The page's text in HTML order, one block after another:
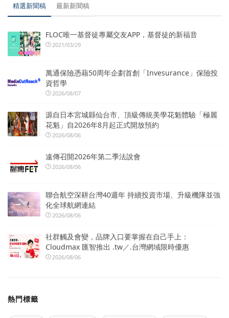
精選新聞稿 最新新聞稿
FLOC唯一基督徒專屬交友APP，基督徒的新福音
2021/03/29
萬通保險憑藉50周年企劃首創「Invesurance」保險投
資哲學
2026/08/07
源自日本宮城縣仙台市、頂級傳統美學花魁體驗「極麗
花魁」自2026年8月起正式開放預約
2026/08/06
遠傳召開2026年第二季法說會
2026/08/06
聯合航空深耕台灣40週年 持續投資市場、升級機隊並強
化全球航網連結
2026/08/06
社群觸及會變，品牌入口要掌握在自己手上：
Cloudmax 匯智推出 .tw／.台灣網域限時優惠
2026/08/06
熱門標籤